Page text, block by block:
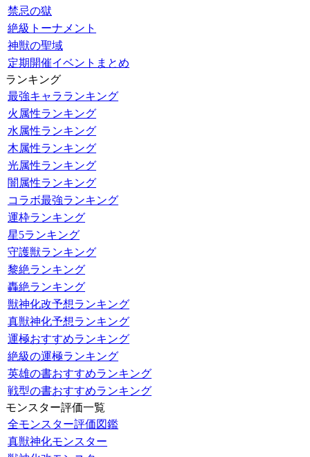
禁忌の獄
絶級トーナメント
神獣の聖域
定期開催イベントまとめ
ランキング
最強キャラランキング
火属性ランキング
水属性ランキング
木属性ランキング
光属性ランキング
闇属性ランキング
コラボ最強ランキング
運枠ランキング
星5ランキング
守護獣ランキング
黎絶ランキング
轟絶ランキング
獣神化改予想ランキング
真獣神化予想ランキング
運極おすすめランキング
絶級の運極ランキング
英雄の書おすすめランキング
戦型の書おすすめランキング
モンスター評価一覧
全モンスター評価図鑑
真獣神化モンスター